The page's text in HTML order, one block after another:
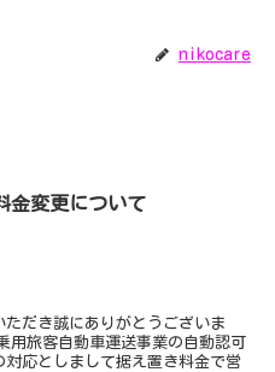
nikocare
金変更について
だき誠にありがとうございま
旅客自動車運送事業の自動認可
応としまして据え置き料金で営